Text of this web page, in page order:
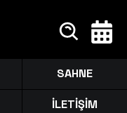
SAHNE
İLETİŞİM